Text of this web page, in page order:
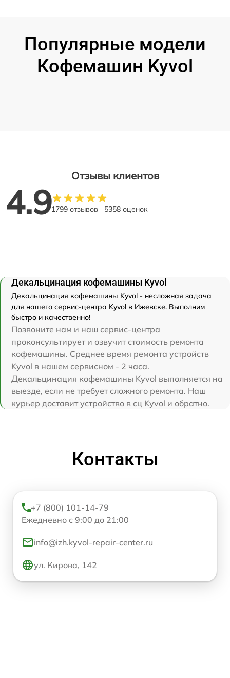
Популярные модели
Кофемашин Kyvol
Отзывы клиентов
4.91799 отзывов 5358 оценок
Декальцинация кофемашины Kyvol
Декальцинация кофемашины Kyvol - несложная задача
для нашего сервис-центра Kyvol в Ижевске. Выполним
быстро и качественно!
Позвоните нам и наш сервис-центра
проконсультирует и озвучит стоимость ремонта
кофемашины. Среднее время ремонта устройств
Kyvol в нашем сервисном - 2 часа.
Декальцинация кофемашины Kyvol выполняется на
выезде, если не требует сложного ремонта. Наш
курьер доставит устройство в сц Kyvol и обратно.
Контакты
+7 (800) 101-14-79
Ежедневно с 9:00 до 21:00
info@izh.kyvol-repair-center.ru
ул. Кирова, 142